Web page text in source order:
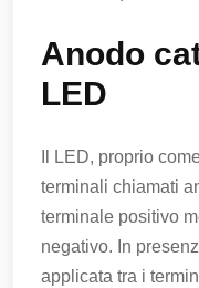
Anodo
LED
Il LED, proprio
terminali chiamati
terminale positivo
negativo. In
applicata tra i